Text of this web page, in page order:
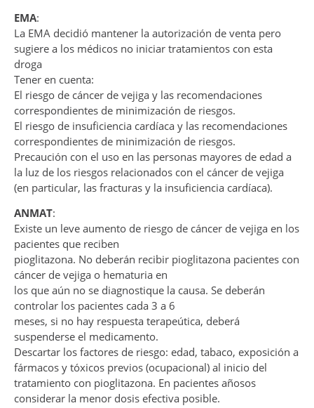
EMA:
La EMA decidió mantener la autorización de venta pero
sugiere a los médicos no iniciar tratamientos con esta
droga
Tener en cuenta:
El riesgo de cáncer de vejiga y las recomendaciones
correspondientes de minimización de riesgos.
El riesgo de insuficiencia cardíaca y las recomendaciones
correspondientes de minimización de riesgos.
Precaución con el uso en las personas mayores de edad a
la luz de los riesgos relacionados con el cáncer de vejiga
(en particular, las fracturas y la insuficiencia cardíaca).
ANMAT:
Existe un leve aumento de riesgo de cáncer de vejiga en los
pacientes que reciben
pioglitazona. No deberán recibir pioglitazona pacientes con
cáncer de vejiga o hematuria en
los que aún no se diagnostique la causa. Se deberán
controlar los pacientes cada 3 a 6
meses, si no hay respuesta terapeútica, deberá
suspenderse el medicamento.
Descartar los factores de riesgo: edad, tabaco, exposición a
fármacos y tóxicos previos (ocupacional) al inicio del
tratamiento con pioglitazona. En pacientes añosos
considerar la menor dosis efectiva posible.